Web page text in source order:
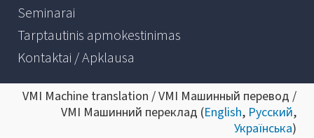
Seminarai
Tarptautinis apmokestinimas
Kontaktai / Apklausa
VMI Machine translation / VMI Машинный перевод /
VMI Машинний переклад (English, Русский,
Українська)